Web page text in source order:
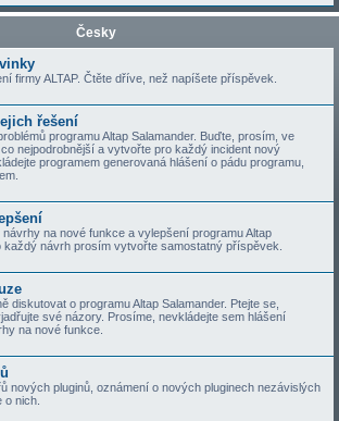
Česky
firmy ALTAP. Čtěte dříve, než napíšete příspěvek.
řešení
programu Altap Salamander. Buďte, prosím, ve
nejpodrobnější a vytvořte pro každý incident nový
programem generovaná hlášení o pádu programu,
na nové funkce a vylepšení programu Altap
každý návrh prosím vytvořte samostatný příspěvek.
diskutovat o programu Altap Salamander. Ptejte se,
své názory. Prosíme, nevkládejte sem hlášení
na nové funkce.
nových pluginů, oznámení o nových pluginech nezávislých
o nich.